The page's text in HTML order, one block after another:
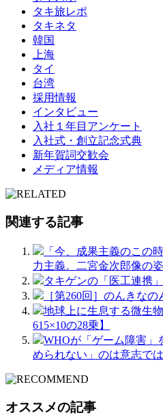
タキ旅レポ
タキネタ
韓国
上海
タイ
台湾
採用情報
インタビュー
入社１年目アンケート
入社式・創立記念式典
新年賀詞交歓会
メディア情報
関連する記事
「今、成果主義のこの
力主義。二宮金次郎像の姿
タキゲンの「医工連携
［第260回］のんきなの
地球上に生息する微生
615×10の28乗】
WHOが「ゲーム障害」
められない」のは意志で
オススメの記事